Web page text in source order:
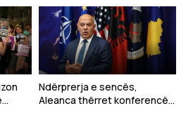
Ndërprerja e sencës,
Aleanca thërret konferencë